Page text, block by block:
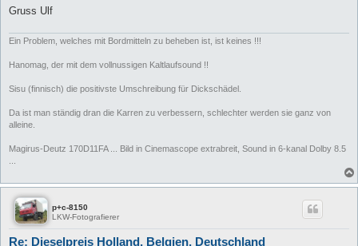
Gruss Ulf
Ein Problem, welches mit Bordmitteln zu beheben ist, ist keines !!!
Hanomag, der mit dem vollnussigen Kaltlaufsound !!
Sisu (finnisch) die positivste Umschreibung für Dickschädel.
Da ist man ständig dran die Karren zu verbessern, schlechter werden sie ganz von
alleine.
Magirus-Deutz 170D11FA ... Bild in Cinemascope extrabreit, Sound in 6-kanal Dolby 8.5
p+c-8150
LKW-Fotografierer
Re: Dieselpreis Holland, Belgien, Deutschland